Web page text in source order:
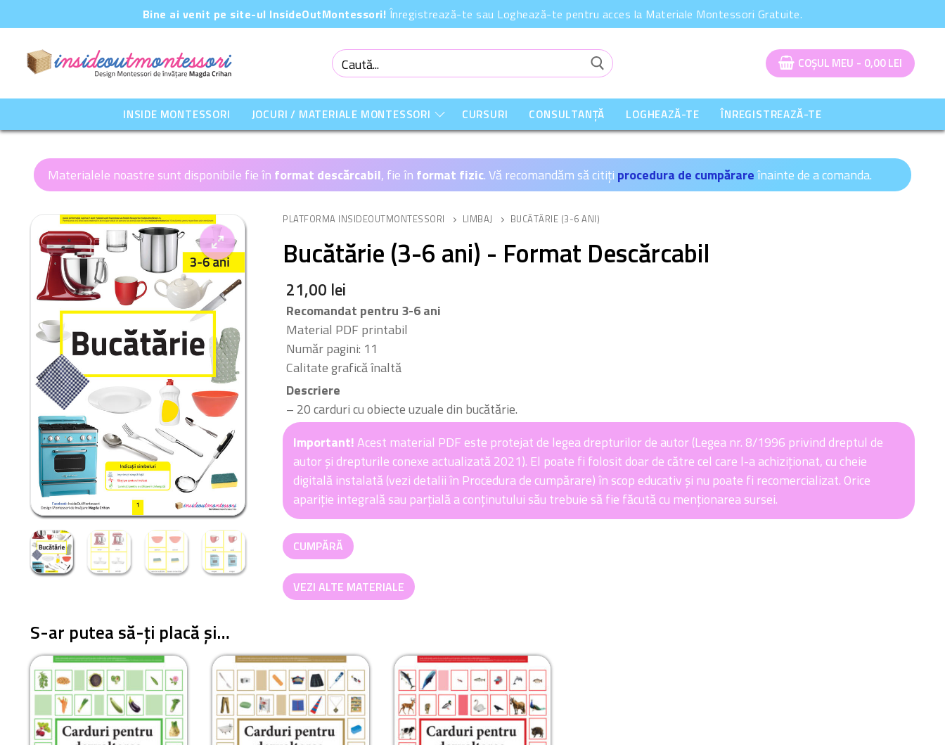
la
conținut
Bine ai venit pe site-ul InsideOutMontessori! Înregistrează-te sau Loghează-te pentru acces la Materiale Montessori Gratuite.
Caută
după:
COȘUL MEU - 0,00LEI
INSIDE MONTESSORI JOCURI / MATERIALE MONTESSORI CURSURI CONSULTANȚĂ LOGHEAZĂ-TE ÎNREGISTREAZĂ-TE
Materialele noastre sunt disponibile fie în format descărcabil, fie în format fizic. Vă recomandăm să citiți procedura de cumpărareînainte de a comanda.
🔍
PLATFORMA INSIDEOUTMONTESSORI LIMBAJ BUCĂTĂRIE (3-6 ANI)
Bucătărie (3-6 ani) - Format Descărcabil
21,00 lei
Recomandat pentru 3-6 ani
Material PDF printabil
Număr pagini: 11
Calitate grafică înaltă
Descriere
– 20 carduri cu obiecte uzuale din bucătărie.
Important!Acest material PDF este protejat de legea drepturilor de autor (Legea nr. 8/1996 privind dreptul de
autor și drepturile conexe actualizată 2021). El poate fi folosit doar de către cel care l-a achiziționat, cu cheie
digitală instalată (vezi detalii în Procedura de cumpărare) în scop educativ și nu poate fi recomercializat. Orice
apariție integrală sau parțială a conținutului său trebuie să fie făcută cu menționarea sursei.
Cantitate
Bucătărie
(3-
6
CUMPĂRĂ
VEZI ALTE MATERIALE
S-ar putea să-ți placă și…